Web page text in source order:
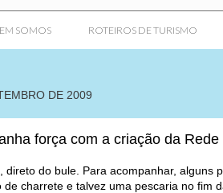
SOMOS ROTEIROS DE TURISMO
DE 2009
força com a criação da Rede
direto do bule. Para acompanhar, alguns
de charrete e talvez uma pescaria no fim